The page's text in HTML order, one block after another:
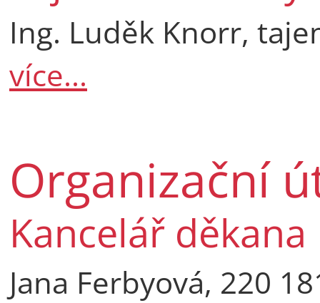
Ing. Luděk Knorr,
více...
Organizační
Kancelář děkana
Jana Ferbyová, 220